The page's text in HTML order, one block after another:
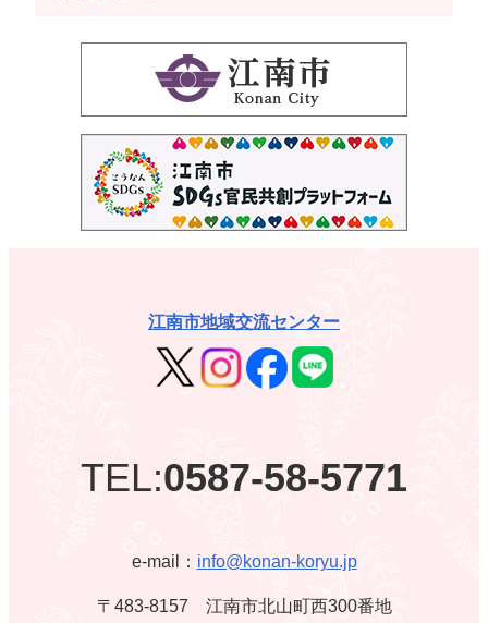
江南市地域交流センター
TEL:0587-58-5771
e-mail： info@konan-koryu.jp
〒483-8157 江南市北山町西300番地